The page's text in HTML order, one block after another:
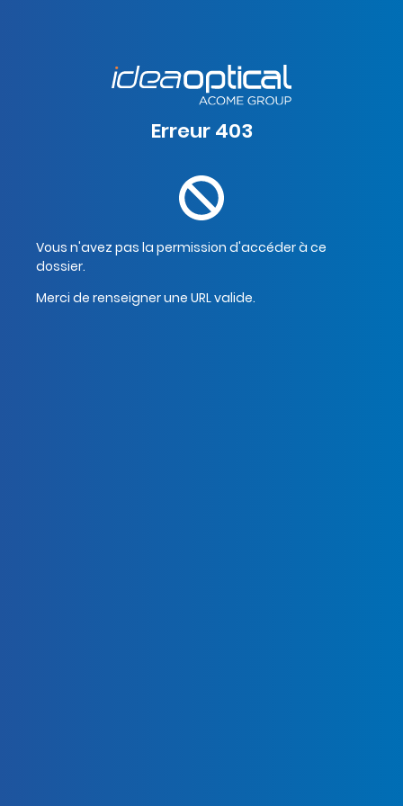
Erreur 403
Vous n'avez pas la permission d'accéder à ce
dossier.
Merci de renseigner une URL valide.